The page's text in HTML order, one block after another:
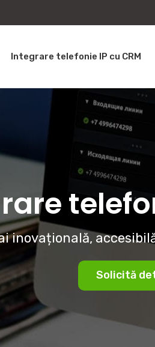
Integrare telefonie IP cu CRM
inovațională,
Solicită